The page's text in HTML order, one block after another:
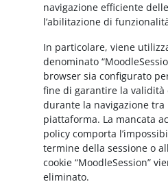
navigazione efficiente
l’abilitazione di
In particolare, viene
denominato
browser sia configurato
fine di garantire la validità
durante la navigazione tra
piattaforma. La mancata
policy comporta
termine della sessione o
cookie “MoodleSession”
eliminato.